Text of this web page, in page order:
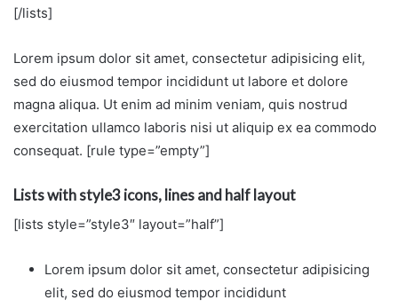
[/lists]
Lorem ipsum dolor sit amet, consectetur adipisicing elit,
sed do eiusmod tempor incididunt ut labore et dolore
magna aliqua. Ut enim ad minim veniam, quis nostrud
exercitation ullamco laboris nisi ut aliquip ex ea commodo
consequat. [rule type=”empty”]
Lists with style3 icons, lines and half layout
[lists style=”style3″ layout=”half”]
Lorem ipsum dolor sit amet, consectetur adipisicing
elit, sed do eiusmod tempor incididunt